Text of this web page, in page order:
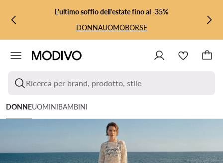
VAI AL CONTENUTO PRINCIPALE
VAI ALLA RICERCAL'ultimo soffio dell'estate fino al -35%
DONNAUOMOBORSE
Ricerca per brand, prodotto, stile
DONNEUOMINIBAMBINI